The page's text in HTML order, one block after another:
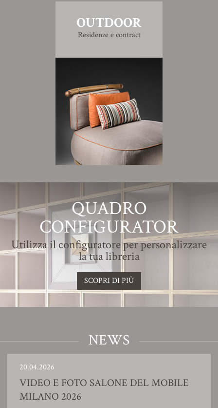
OUTDOOR
Residenze e contract
QUADRO
CONFIGURATOR
Utilizza il configuratore per personalizzare
la tua libreria
SCOPRI DI PIÙ
NEWS
20.04.2026
VIDEO E FOTO SALONE DEL MOBILE
MILANO 2026